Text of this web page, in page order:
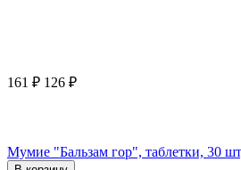
161 ₽ 126 ₽
Мумие "Бальзам гор", таблетки, 30